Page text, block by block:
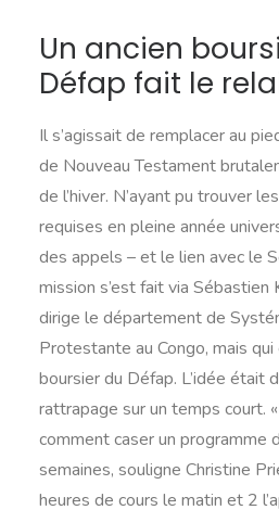
Un ancien
Défap fait le
Il s’agissait de remplacer au
de Nouveau Testament
de l’hiver. N’ayant pu trouver
requises en pleine année
des appels – et le lien avec le
mission s’est fait via Sébastien
dirige le département de
Protestante au Congo, mais qui
boursier du Défap. L’idée était
rattrapage sur un temps court.
comment caser un programme
semaines, souligne Christine
heures de cours le matin et 2